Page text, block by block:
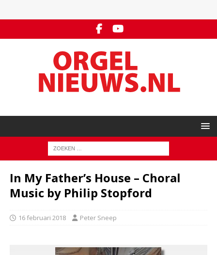
In My Father’s House – Choral
Music by Philip Stopford
16 februari 2018 Peter Sneep